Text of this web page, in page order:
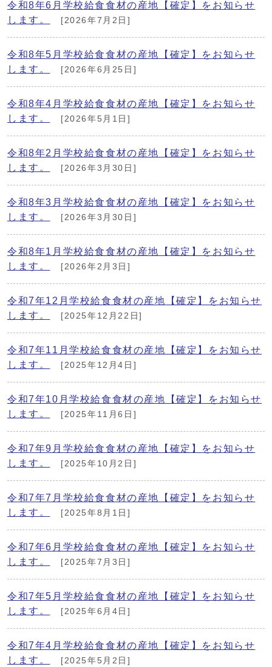
令和8年6月学校給食食材の産地【確定】をお知らせ
します。
[2026年7月2日]
令和8年5月学校給食食材の産地【確定】をお知らせ
します。
[2026年6月25日]
令和8年4月学校給食食材の産地【確定】をお知らせ
します。
[2026年5月1日]
令和8年2月学校給食食材の産地【確定】をお知らせ
します。
[2026年3月30日]
令和8年3月学校給食食材の産地【確定】をお知らせ
します。
[2026年3月30日]
令和8年1月学校給食食材の産地【確定】をお知らせ
します。
[2026年2月3日]
令和7年12月学校給食食材の産地【確定】をお知らせ
します。
[2025年12月22日]
令和7年11月学校給食食材の産地【確定】をお知らせ
します。
[2025年12月4日]
令和7年10月学校給食食材の産地【確定】をお知らせ
します。
[2025年11月6日]
令和7年9月学校給食食材の産地【確定】をお知らせ
します。
[2025年10月2日]
令和7年7月学校給食食材の産地【確定】をお知らせ
します。
[2025年8月1日]
令和7年6月学校給食食材の産地【確定】をお知らせ
します。
[2025年7月3日]
令和7年5月学校給食食材の産地【確定】をお知らせ
します。
[2025年6月4日]
令和7年4月学校給食食材の産地【確定】をお知らせ
します。
[2025年5月2日]